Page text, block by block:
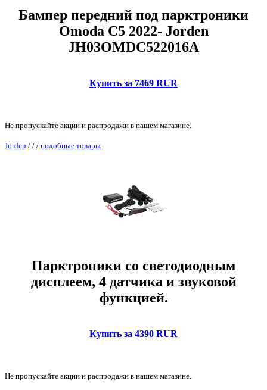
Бампер передний под парктроники
Omoda C5 2022- Jorden
JH03OMDC522016A
Купить за 7469 RUR
Не пропускайте акции и распродажи в нашем магазине.
Jorden / / / подобные товары
Парктроники со светодиодным
дисплеем, 4 датчика и звуковой
функцией.
Купить за 4390 RUR
Не пропускайте акции и распродажи в нашем магазине.